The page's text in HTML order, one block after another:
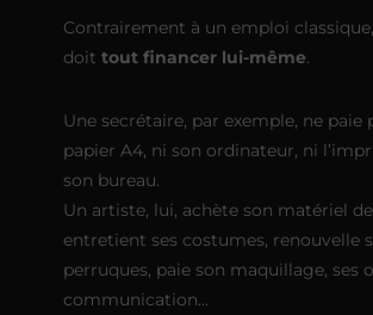
Contrairement à un emploi
doit tout financer lui-même.
Une secrétaire, par exemple, ne paie
papier A4, ni son ordinateur, ni
son bureau.
Un artiste, lui, achète son matériel
entretient ses costumes, renouvelle
perruques, paie son maquillage, ses
communication…